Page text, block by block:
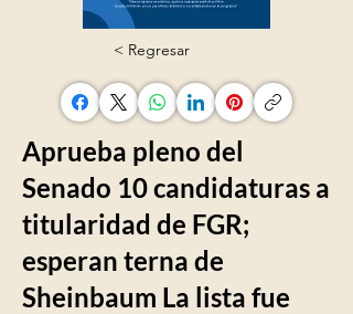
< Regresar
Aprueba pleno del
Senado 10 candidaturas a
titularidad de FGR;
esperan terna de
Sheinbaum La lista fue